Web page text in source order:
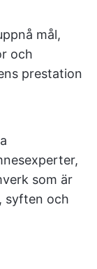
mål,
och
prestation
som är
syften och